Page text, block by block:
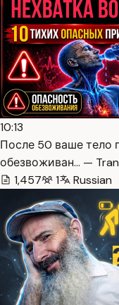
10:13
После 50 ваше тело
обезвоживан… —
1,457
1 Russian